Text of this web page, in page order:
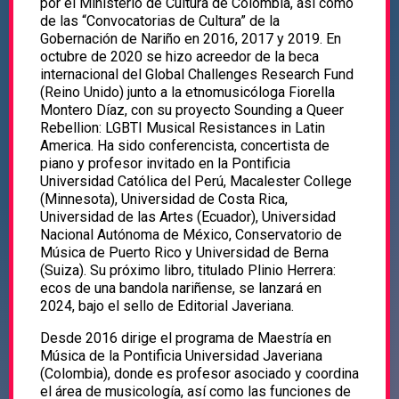
de las “Convocatorias de Cultura” de la
Gobernación de Nariño en 2016, 2017 y 2019. En
octubre de 2020 se hizo acreedor de la beca
internacional del Global Challenges Research Fund
(Reino Unido) junto a la etnomusicóloga Fiorella
Montero Díaz, con su proyecto Sounding a Queer
Rebellion: LGBTI Musical Resistances in Latin
America. Ha sido conferencista, concertista de
piano y profesor invitado en la Pontificia
Universidad Católica del Perú, Macalester College
(Minnesota), Universidad de Costa Rica,
Universidad de las Artes (Ecuador), Universidad
Nacional Autónoma de México, Conservatorio de
Música de Puerto Rico y Universidad de Berna
(Suiza). Su próximo libro, titulado Plinio Herrera:
ecos de una bandola nariñense, se lanzará en
2024, bajo el sello de Editorial Javeriana.
Desde 2016 dirige el programa de Maestría en
Música de la Pontificia Universidad Javeriana
(Colombia), donde es profesor asociado y coordina
el área de musicología, así como las funciones de